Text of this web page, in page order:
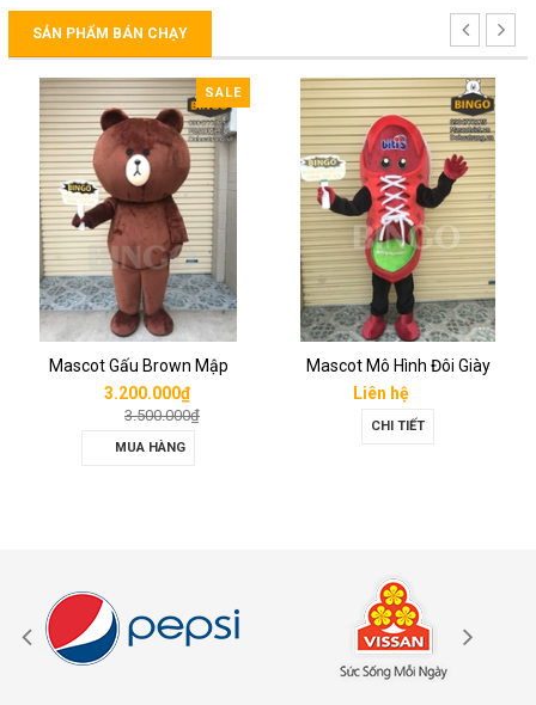
SẢN PHẨM BÁN CHẠY
SALE
Mascot Gấu Brown Mập
3.200.000₫
3.500.000₫
MUA HÀNG
Mascot Mô Hình Đôi Giày
Liên hệ
CHI TIẾT